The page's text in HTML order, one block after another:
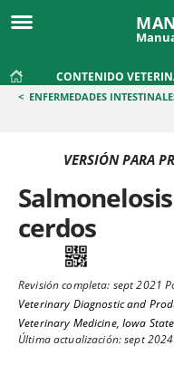
CONTENIDO
< ENFERMEDADES
VERSIÓN PARA
cerdos
Revisión completa: sept 2021
Veterinary Diagnostic and
Veterinary Medicine, Iowa
Última actualización: sept 2024